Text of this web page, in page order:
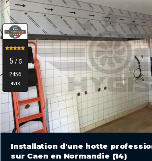
Installation d'une hotte
sur Caen en Normandie (14)